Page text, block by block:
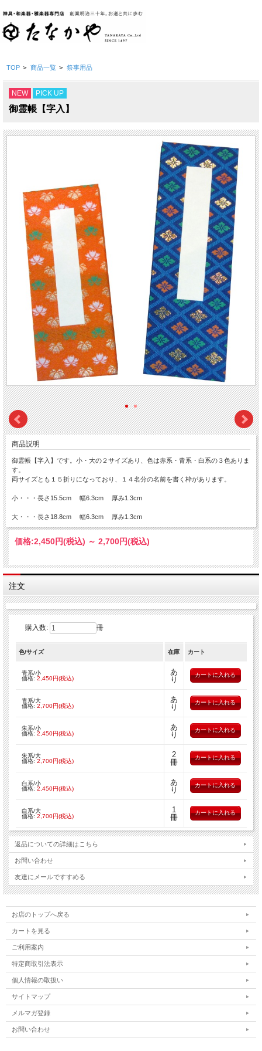
TOP > 商品一覧 > 祭事用品
NEW PICK UP
御霊帳【字入】
商品説明
御霊帳【字入】です。小・大の２サイズあり、色は赤系・青系・白系の３色ありま
す。
両サイズとも１５折りになっており、１４名分の名前を書く枠があります。
小・・・長さ15.5cm 幅6.3cm 厚み1.3cm
大・・・長さ18.8cm 幅6.3cm 厚み1.3cm
価格:2,450円(税込) ～ 2,700円(税込)
注文
購入数: 冊
色/サイズ 在庫 カート
青系/小
価格: 2,450円(税込)
あ
り
青系/大
価格: 2,700円(税込)
あ
り
朱系/小
価格: 2,450円(税込)
あ
り
朱系/大
価格: 2,700円(税込)
2
冊
白系/小
価格: 2,450円(税込)
あ
り
白系/大
価格: 2,700円(税込)
1
冊
返品についての詳細はこちら
お問い合わせ
友達にメールですすめる
お店のトップへ戻る
カートを見る
ご利用案内
特定商取引法表示
個人情報の取扱い
サイトマップ
メルマガ登録
お問い合わせ